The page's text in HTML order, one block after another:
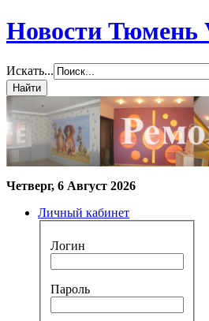
Новости Тюмень
Искать...
Четверг, 6 Август 2026
Личный кабинет
Логин
Пароль